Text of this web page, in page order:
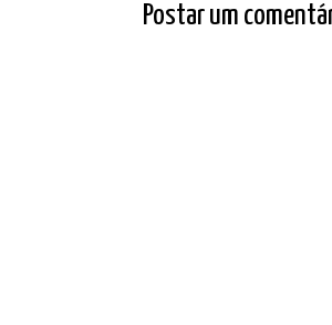
Postar um